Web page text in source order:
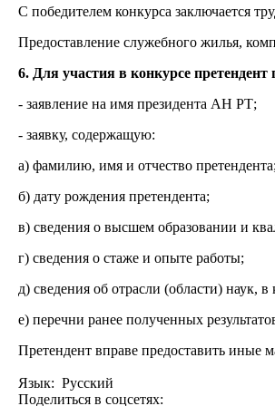
С победителем конкурса заключается
Предоставление служебного жилья,
6. Для участия в конкурсе претендент
- заявление на имя президента АН РТ;
- заявку, содержащую:
а) фамилию, имя и отчество претендента;
б) дату рождения претендента;
в) сведения о высшем образовании и
г) сведения о стаже и опыте работы;
д) сведения об отрасли (области) наук,
е) перечни ранее полученных
Претендент вправе предоставить иные
Язык: Русский
Поделиться в соцсетях: